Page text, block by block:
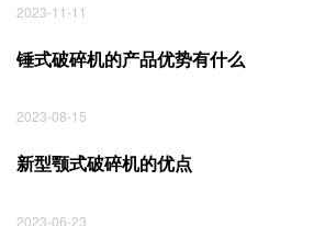
2023-11-11
锤式破碎机的产品优势有什么
2023-08-15
新型颚式破碎机的优点
2023-06-23